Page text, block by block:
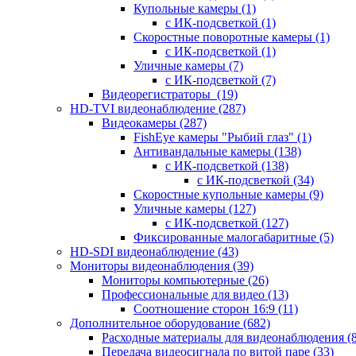
Купольные камеры (1)
с ИК-подсветкой (1)
Скоростные поворотные камеры (1)
с ИК-подсветкой (1)
Уличные камеры (7)
с ИК-подсветкой (7)
Видеорегистраторы (19)
HD-TVI видеонаблюдение (287)
Видеокамеры (287)
FishEye камеры "Рыбий глаз" (1)
Антивандальные камеры (138)
с ИК-подсветкой (138)
с ИК-подсветкой (34)
Скоростные купольные камеры (9)
Уличные камеры (127)
с ИК-подсветкой (127)
Фиксированные малогабаритные (5)
HD-SDI видеонаблюдение (43)
Мониторы видеонаблюдения (39)
Мониторы компьютерные (26)
Профессиональные для видео (13)
Соотношение сторон 16:9 (11)
Дополнительное оборудование (682)
Расходные материалы для видеонаблюдения
Передача видеосигнала по витой паре (33)